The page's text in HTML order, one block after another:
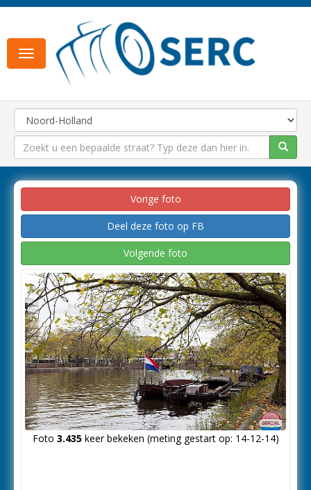
Toggle
navigation
Vorige foto
Deel deze foto op FB
Volgende foto
Foto 3.435keer bekeken (meting gestart op: 14-12-14)